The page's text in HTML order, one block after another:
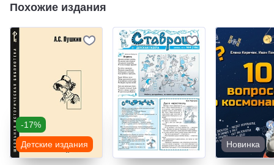
Похожие издания
-17%
Детские издания
Новинка